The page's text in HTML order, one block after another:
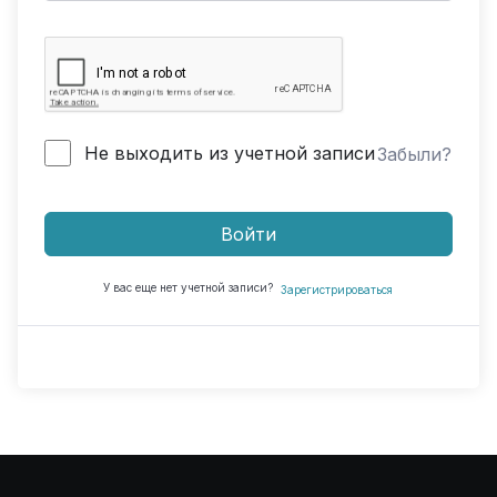
Не выходить из учетной записиЗабыли?
Войти
У вас еще нет учетной записи? Зарегистрироваться